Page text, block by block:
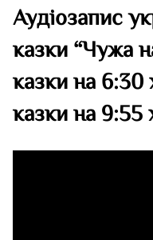
Аудіозапис
казки “Чужа
казки на 6:30
казки на 9:55